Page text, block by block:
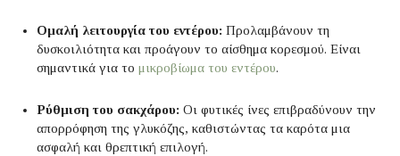
Ομαλή λειτουργία του εντέρου: Προλαμβάνουν τη
δυσκοιλιότητα και προάγουν το αίσθημα κορεσμού. Είναι
σημαντικά για το μικροβίωμα του εντέρου.
Ρύθμιση του σακχάρου: Οι φυτικές ίνες επιβραδύνουν την
απορρόφηση της γλυκόζης, καθιστώντας τα καρότα μια
ασφαλή και θρεπτική επιλογή.